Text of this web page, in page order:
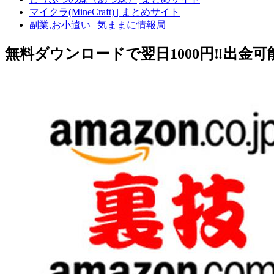
マイクラ(MineCraft) | まとめサイト
副業,お小遣い | 気ままに情報局
無料ダウンロードで翌日1000円‼️出金可